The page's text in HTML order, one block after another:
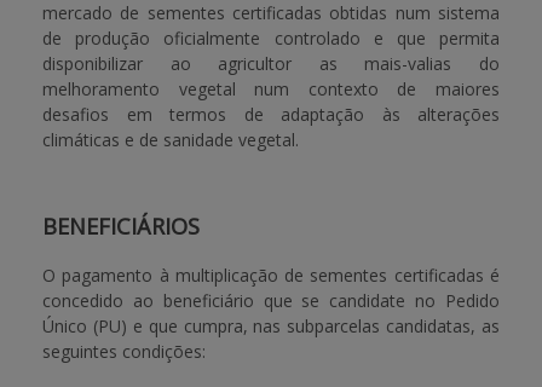
mercado de sementes certificadas obtidas num sistema
de produção oficialmente controlado e que permita
disponibilizar ao agricultor as mais-valias do
melhoramento vegetal num contexto de maiores
desafios em termos de adaptação às alterações
climáticas e de sanidade vegetal.
BENEFICIÁRIOS
O pagamento à multiplicação de sementes certificadas é
concedido ao beneficiário que se candidate no Pedido
Único (PU) e que cumpra, nas subparcelas candidatas, as
seguintes condições: